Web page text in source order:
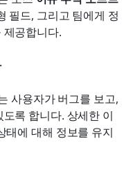
필드, 그리고 팀에게 정
제공합니다.
사용자가 버그를 보고,
록 합니다. 상세한 이
태에 대해 정보를 유지